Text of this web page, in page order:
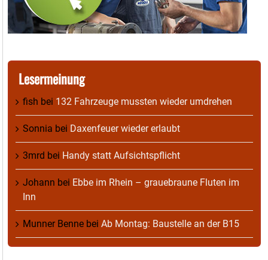
Lesermeinung
fish bei 132 Fahrzeuge mussten wieder umdrehen
Sonnia bei Daxenfeuer wieder erlaubt
3mrd bei Handy statt Aufsichtspflicht
Johann bei Ebbe im Rhein – grauebraune Fluten im
Inn
Munner Benne bei Ab Montag: Baustelle an der B15